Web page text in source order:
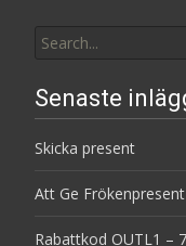
for:
Senaste
Skicka present
Att Ge Frökenpresent
Rabattkod OUTL1 –